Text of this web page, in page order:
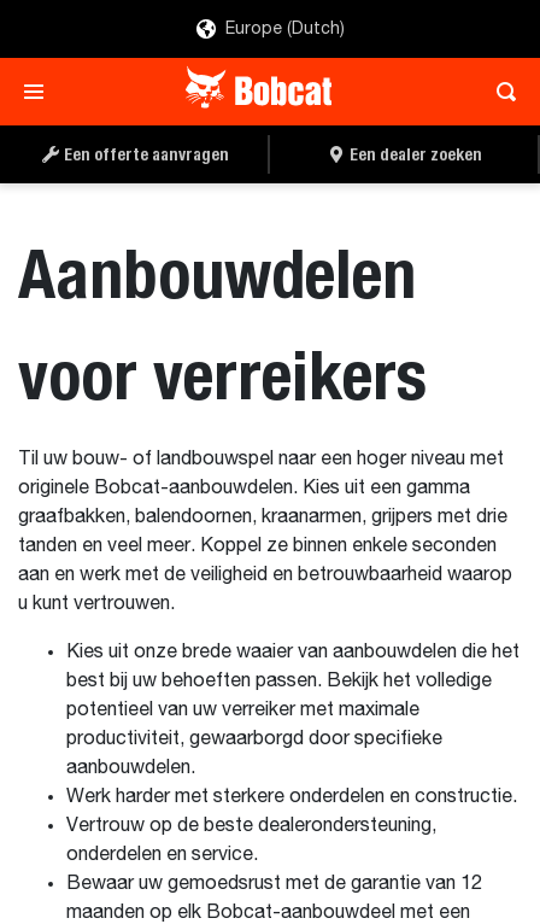
Europe (Dutch)
Een offerte aanvragen Een dealer zoeken
Aanbouwdelen
voor verreikers
Til uw bouw- of landbouwspel naar een hoger niveau met
originele Bobcat-aanbouwdelen. Kies uit een gamma
graafbakken, balendoornen, kraanarmen, grijpers met drie
tanden en veel meer. Koppel ze binnen enkele seconden
aan en werk met de veiligheid en betrouwbaarheid waarop
u kunt vertrouwen.
Kies uit onze brede waaier van aanbouwdelen die het
best bij uw behoeften passen. Bekijk het volledige
potentieel van uw verreiker met maximale
productiviteit, gewaarborgd door specifieke
aanbouwdelen.
Werk harder met sterkere onderdelen en constructie.
Vertrouw op de beste dealerondersteuning,
onderdelen en service.
Bewaar uw gemoedsrust met de garantie van 12
maanden op elk Bobcat-aanbouwdeel met een